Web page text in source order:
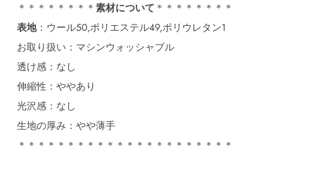
＊＊＊＊＊＊＊＊ 素材について ＊＊＊＊＊＊＊＊
表地：ウール50,ポリエステル49,ポリウレタン1
お取り扱い：マシンウォッシャブル
透け感：なし
伸縮性：ややあり
光沢感：なし
生地の厚み：やや薄手
＊＊＊＊＊＊＊＊＊＊＊＊＊＊＊＊＊＊＊＊＊＊